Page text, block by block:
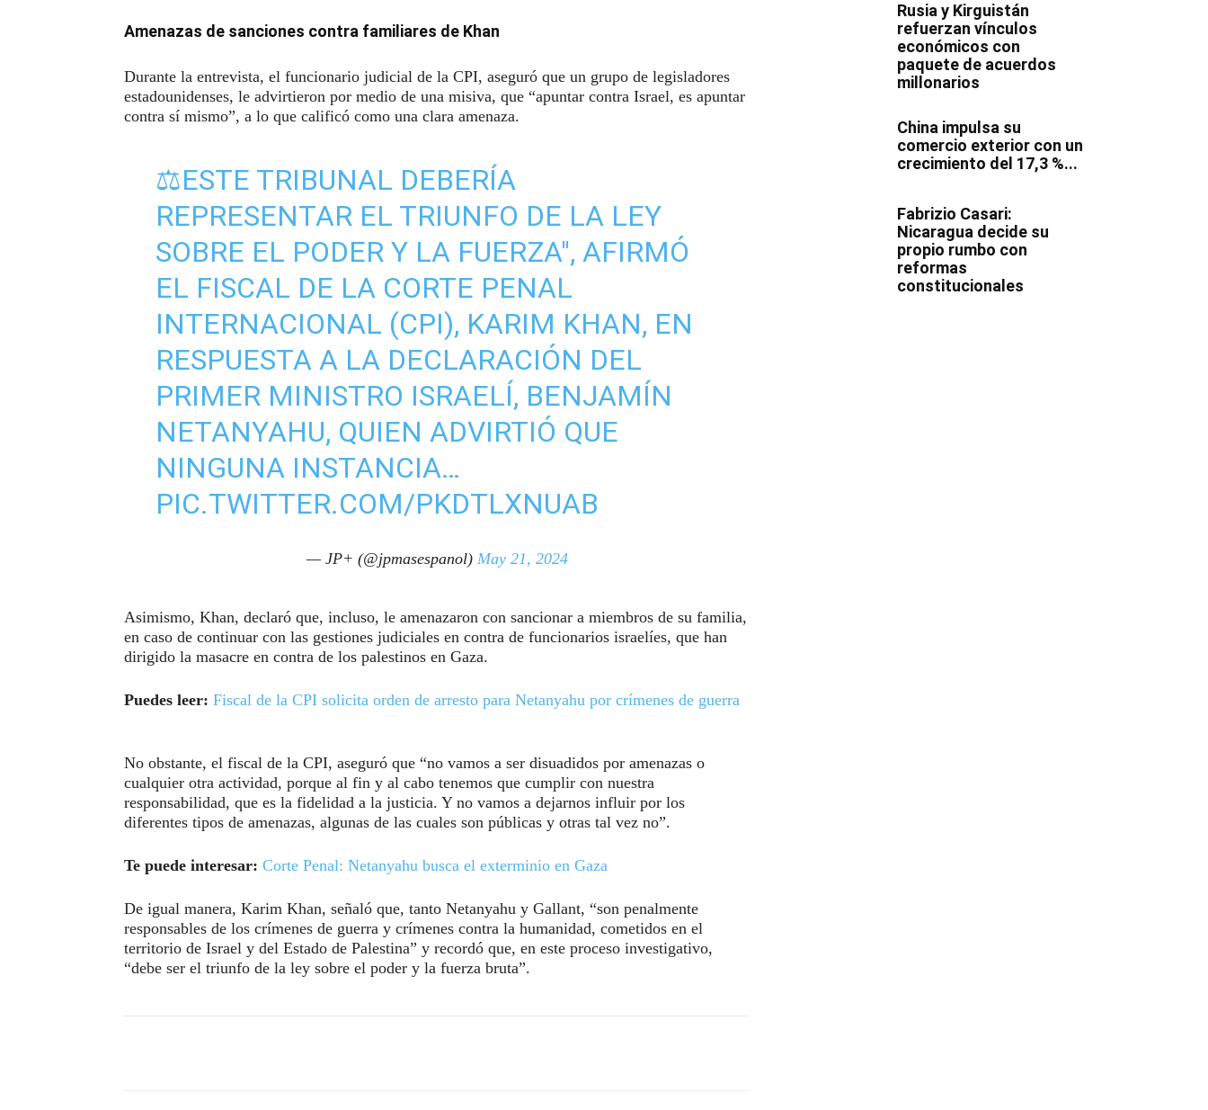
Amenazas de sanciones contra familiares de Khan
Durante la entrevista, el funcionario judicial de la CPI, aseguró que un grupo de legisladores
estadounidenses, le advirtieron por medio de una misiva, que “apuntar contra Israel, es apuntar
contra sí mismo”, a lo que calificó como una clara amenaza.
⚖️ESTE TRIBUNAL DEBERÍA
REPRESENTAR EL TRIUNFO DE LA LEY
SOBRE EL PODER Y LA FUERZA", AFIRMÓ
EL FISCAL DE LA CORTE PENAL
INTERNACIONAL (CPI), KARIM KHAN, EN
RESPUESTA A LA DECLARACIÓN DEL
PRIMER MINISTRO ISRAELÍ, BENJAMÍN
NETANYAHU, QUIEN ADVIRTIÓ QUE
NINGUNA INSTANCIA…
PIC.TWITTER.COM/PKDTLXNUAB
— JP+ (@jpmasespanol) May 21, 2024
Asimismo, Khan, declaró que, incluso, le amenazaron con sancionar a miembros de su familia,
en caso de continuar con las gestiones judiciales en contra de funcionarios israelíes, que han
dirigido la masacre en contra de los palestinos en Gaza.
Puedes leer: Fiscal de la CPI solicita orden de arresto para Netanyahu por crímenes de guerra
No obstante, el fiscal de la CPI, aseguró que “no vamos a ser disuadidos por amenazas o
cualquier otra actividad, porque al fin y al cabo tenemos que cumplir con nuestra
responsabilidad, que es la fidelidad a la justicia. Y no vamos a dejarnos influir por los
diferentes tipos de amenazas, algunas de las cuales son públicas y otras tal vez no”.
Te puede interesar: Corte Penal: Netanyahu busca el exterminio en Gaza
De igual manera, Karim Khan, señaló que, tanto Netanyahu y Gallant, “son penalmente
responsables de los crímenes de guerra y crímenes contra la humanidad, cometidos en el
territorio de Israel y del Estado de Palestina” y recordó que, en este proceso investigativo,
“debe ser el triunfo de la ley sobre el poder y la fuerza bruta”.
Rusia y Kirguistán
refuerzan vínculos
económicos con
paquete de acuerdos
millonarios
China impulsa su
comercio exterior con un
crecimiento del 17,3 %...
Fabrizio Casari:
Nicaragua decide su
propio rumbo con
reformas
constitucionales